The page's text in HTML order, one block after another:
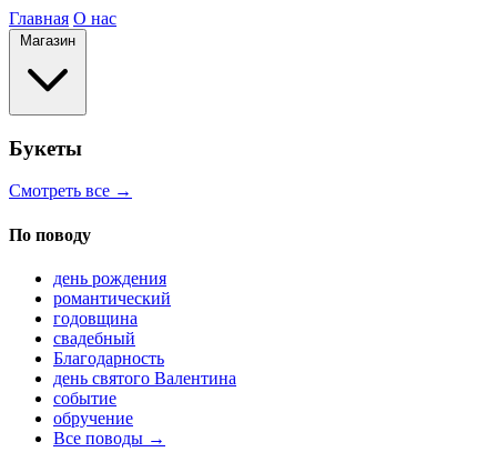
Главная О нас
Магазин
Букеты
Смотреть все →
По поводу
день рождения
романтический
годовщина
свадебный
Благодарность
день святого Валентина
событие
обручение
Все поводы →